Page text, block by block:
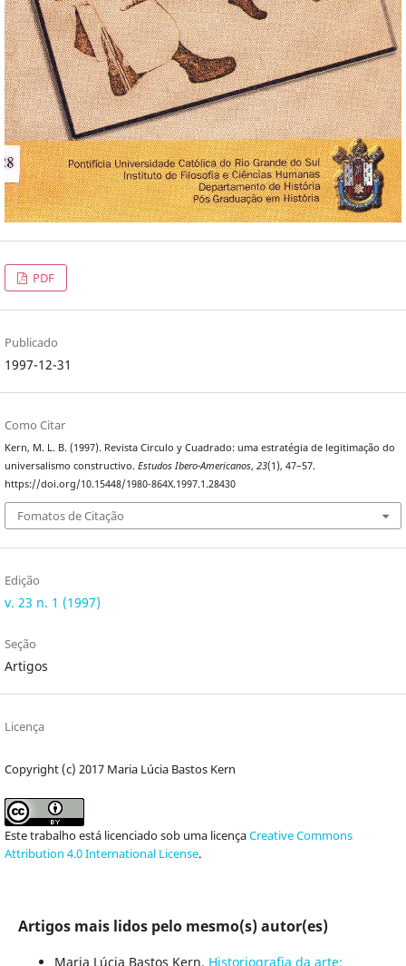
PDF
Publicado
1997-12-31
Como Citar
Kern, M. L. B. (1997). Revista Circulo y Cuadrado: uma estratégia de legitimação do
universalismo constructivo. Estudos Ibero-Americanos, 23(1), 47–57.
https://doi.org/10.15448/1980-864X.1997.1.28430
Fomatos de Citação
Edição
v. 23 n. 1 (1997)
Seção
Artigos
Licença
Copyright (c) 2017 Maria Lúcia Bastos Kern
Este trabalho está licenciado sob uma licençaCreative Commons
Attribution 4.0 International License.
Artigos mais lidos pelo mesmo(s) autor(es)
Maria Lúcia Bastos Kern, Historiografia da arte: